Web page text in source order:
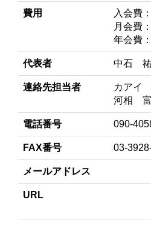
費用
入会費
月会費
年会費
代表者 中石
連絡先担当者
カアイ
河相
電話番号 090-
FAX番号 03-
メールアドレス
URL